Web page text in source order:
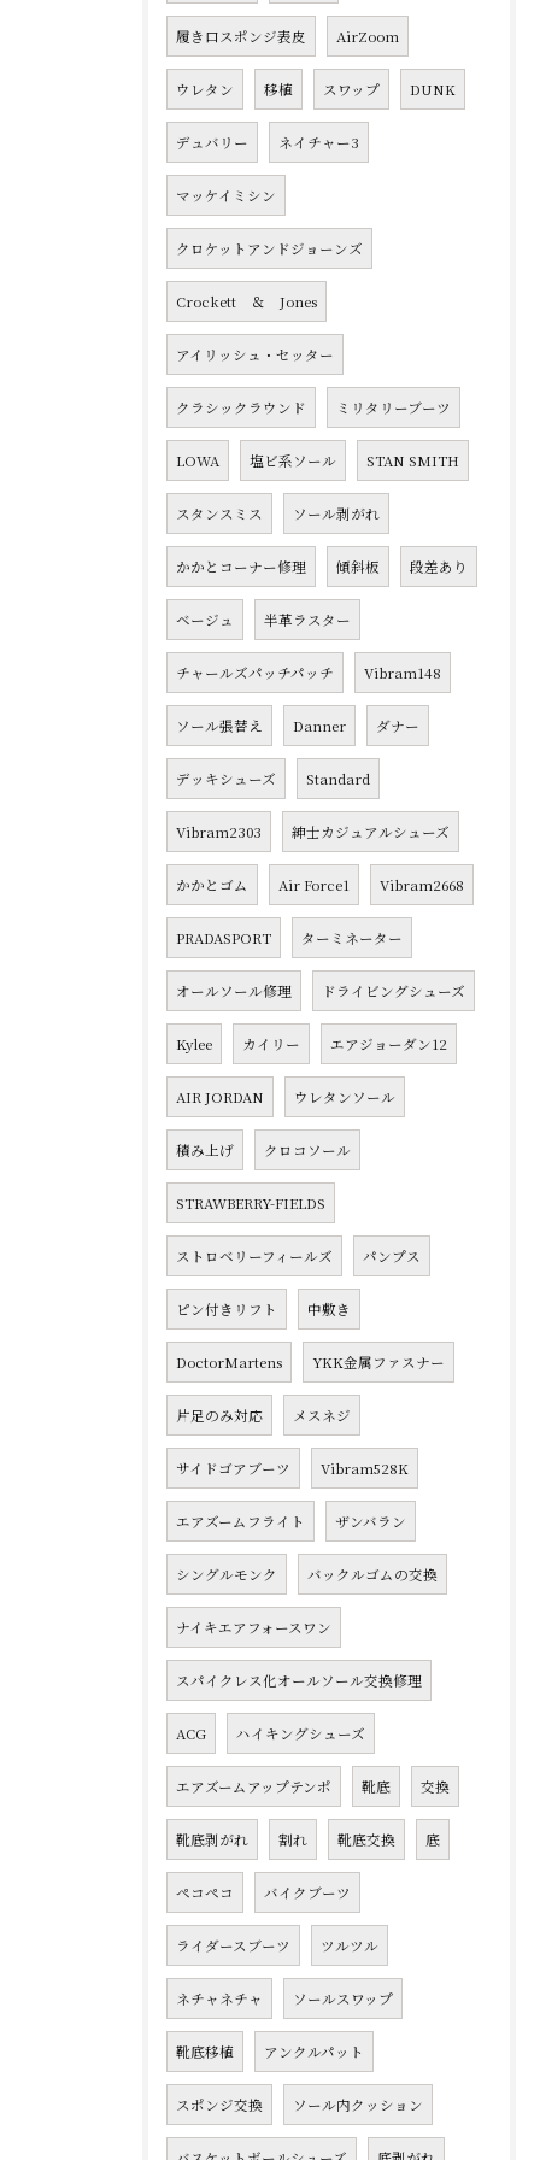
履き口スポンジ表皮 AirZoom
ウレタン 移植 スワップ DUNK
デュバリー ネイチャー3
マッケイミシン
クロケットアンドジョーンズ
Crockett ＆ Jones
アイリッシュ・セッター
クラシックラウンド ミリタリーブーツ
LOWA 塩ビ系ソール STAN SMITH
スタンスミス ソール剥がれ
かかとコーナー修理 傾斜板 段差あり
ベージュ 半革ラスター
チャールズパッチパッチ Vibram148
ソール張替え Danner ダナー
デッキシューズ Standard
Vibram2303 紳士カジュアルシューズ
かかとゴム Air Force1 Vibram2668
PRADASPORT ターミネーター
オールソール修理 ドライビングシューズ
Kylee カイリー エアジョーダン12
AIR JORDAN ウレタンソール
積み上げ クロコソール
STRAWBERRY-FIELDS
ストロベリーフィールズ パンプス
ピン付きリフト 中敷き
DoctorMartens YKK金属ファスナー
片足のみ対応 メスネジ
サイドゴアブーツ Vibram528K
エアズームフライト ザンバラン
シングルモンク バックルゴムの交換
ナイキエアフォースワン
スパイクレス化オールソール交換修理
ACG ハイキングシューズ
エアズームアップテンポ 靴底 交換
靴底剥がれ 割れ 靴底交換 底
ペコペコ バイクブーツ
ライダースブーツ ツルツル
ネチャネチャ ソールスワップ
靴底移植 アンクルパット
スポンジ交換 ソール内クッション